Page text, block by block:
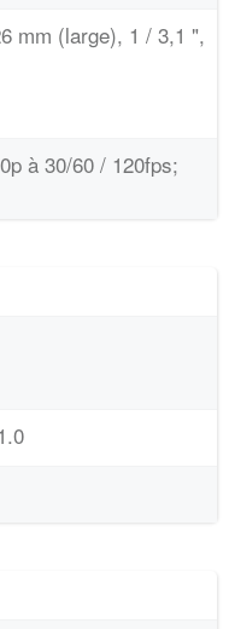
mm (large), 1 / 3,1 ",
à 30/60 / 120fps;